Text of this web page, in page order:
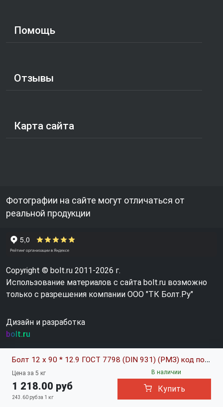
Болт 12 х 90 * 12.9 ГОСТ 7798 (DIN 931) (РМЗ) код позиции 0605821
Цена за 5 кг
1 218.00 руб
243.60 руб за 1 кг
В наличии
Купить
Помощь
Отзывы
Карта сайта
Фотографии на сайте могут отличаться от
реальной продукции
Copyright © bolt.ru 2011-2026 г.
Использование материалов с сайта bolt.ru возможно
только с разрешения компании ООО "ТК Болт.Ру"
Дизайн и разработка
bolt.ru